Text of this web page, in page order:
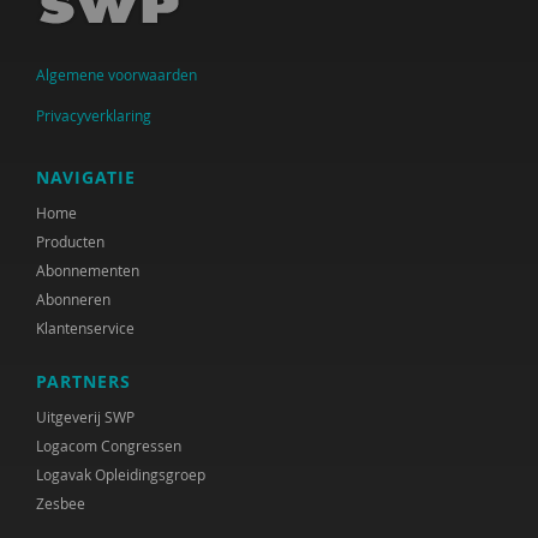
Peter Dijkstra
Sietske Dijkstra, Hameeda Lakho en Kirsten
Linda Duvekot
Miriam Ekelschot
Monique Engelbertink
Maarten Faas
Angelique Friderich
Algemene voorwaarden
Privacyverklaring
NAVIGATIE
Home
Producten
Abonnementen
Abonneren
Klantenservice
PARTNERS
Uitgeverij SWP
Logacom Congressen
Logavak Opleidingsgroep
Zesbee